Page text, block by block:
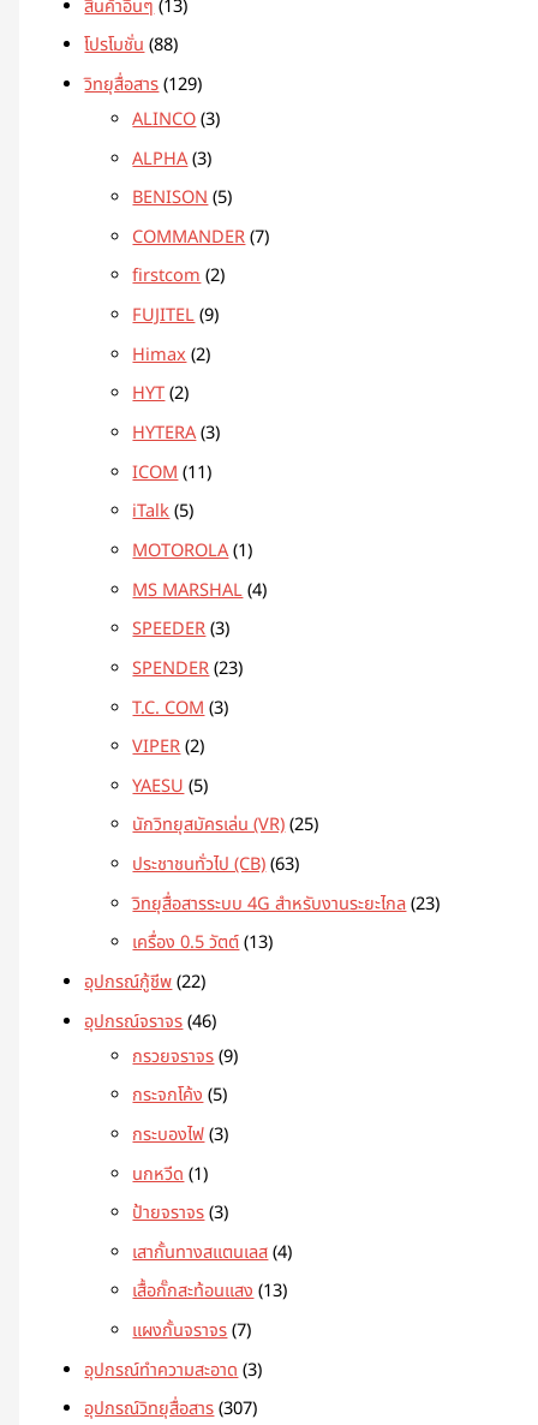
สินค้าอื่นๆ 13
โปรโมชั่น 88
วิทยุสื่อสาร 129
ALINCO 3
ALPHA 3
BENISON 5
COMMANDER 7
firstcom 2
FUJITEL 9
Himax 2
HYT 2
HYTERA 3
ICOM 11
iTalk 5
MOTOROLA 1
MS MARSHAL 4
SPEEDER 3
SPENDER 23
T.C. COM 3
VIPER 2
YAESU 5
นักวิทยุสมัครเล่น (VR) 25
ประชาชนทั่วไป (CB) 63
วิทยุสื่อสารระบบ 4G สำหรับงานระยะไกล 23
เครื่อง 0.5 วัตต์ 13
อุปกรณ์กู้ชีพ 22
อุปกรณ์จราจร 46
กรวยจราจร 9
กระจกโค้ง 5
กระบองไฟ 3
นกหวีด 1
ป้ายจราจร 3
เสากั้นทางสแตนเลส 4
เสื้อกั๊กสะท้อนแสง 13
แผงกั้นจราจร 7
อุปกรณ์ทำความสะอาด 3
อุปกรณ์วิทยุสื่อสาร 307